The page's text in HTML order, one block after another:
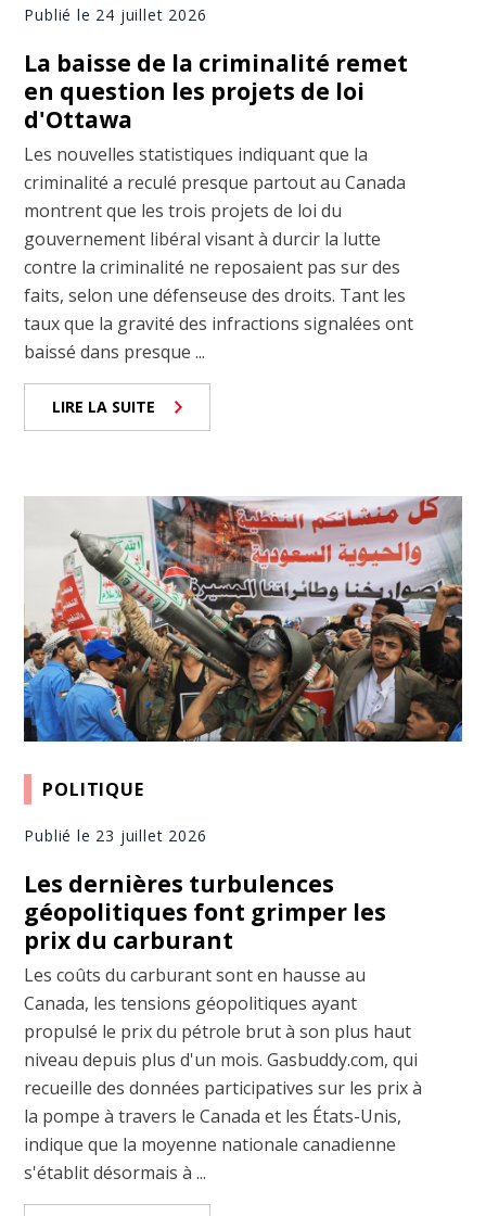
Publié le 24 juillet 2026
La baisse de la criminalité remet
en question les projets de loi
d'Ottawa
Les nouvelles statistiques indiquant que la
criminalité a reculé presque partout au Canada
montrent que les trois projets de loi du
gouvernement libéral visant à durcir la lutte
contre la criminalité ne reposaient pas sur des
faits, selon une défenseuse des droits. Tant les
taux que la gravité des infractions signalées ont
baissé dans presque ...
LIRE LA SUITE
POLITIQUE
Publié le 23 juillet 2026
Les dernières turbulences
géopolitiques font grimper les
prix du carburant
Les coûts du carburant sont en hausse au
Canada, les tensions géopolitiques ayant
propulsé le prix du pétrole brut à son plus haut
niveau depuis plus d'un mois. Gasbuddy.com, qui
recueille des données participatives sur les prix à
la pompe à travers le Canada et les États-Unis,
indique que la moyenne nationale canadienne
s'établit désormais à ...